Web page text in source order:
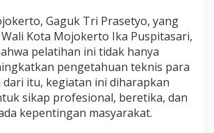
Gaguk Tri Prasetyo, yang
Kota Mojokerto Ika Puspitasari,
pelatihan ini tidak hanya
pengetahuan teknis para
dari itu, kegiatan ini diharapkan
sikap profesional, beretika, dan
kepentingan masyarakat.